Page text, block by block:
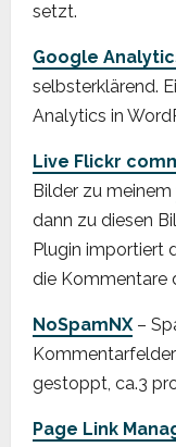
setzt.
Google
selbsterklärend.
Analytics in
Live Flickr
Bilder zu meinem
dann zu diesen
Plugin importiert
die Kommentare
NoSpamNX–
gestoppt, ca.3
Page Link